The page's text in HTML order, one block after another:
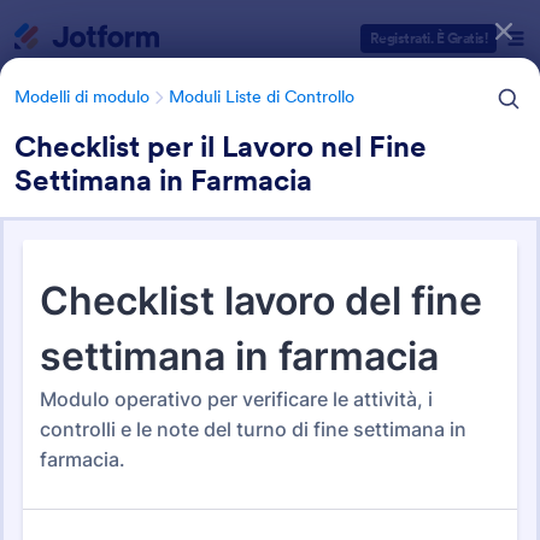
Registrati. È Gratis!
Modelli di modulo Moduli Liste di Controllo
Checklist per il Lavoro nel Fine
Settimana in Farmacia
Moduli Liste di Controllo
317 Template
Categorie Template Moduli